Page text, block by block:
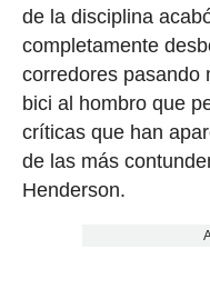
de la disciplina
completamente
corredores pasando
bici al hombro que
críticas que han
de las más
Henderson.